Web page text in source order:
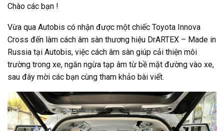
Chào các bạn !
Vừa qua Autobis có nhận được một chiếc Toyota Innova
Cross đến làm cách âm sàn thương hiệu DrARTEX – Made in
Russia tại Autobis, việc cách âm sàn giúp cải thiện môi
trường trong xe, ngăn ngừa tạp âm từ bề mặt đường vào xe,
sau đây mời các bạn cùng tham khảo bài viết.